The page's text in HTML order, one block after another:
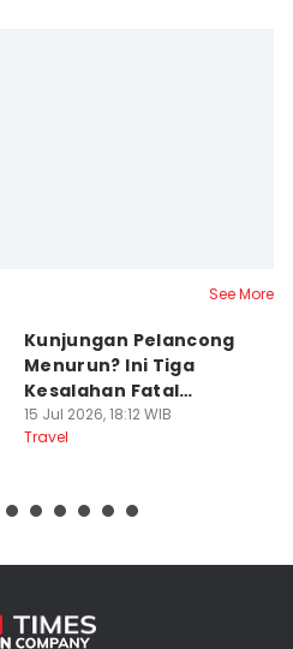
See More
Kunjungan Pelancong
Menurun? Ini Tiga
Kesalahan Fatal
Pengelola Wisata
15 Jul 2026, 18:12 WIB
Travel